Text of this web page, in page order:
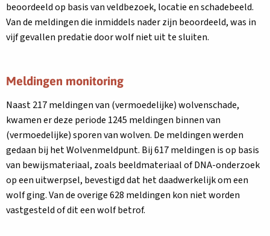
beoordeeld op basis van veldbezoek, locatie en schadebeeld.
Van de meldingen die inmiddels nader zijn beoordeeld, was in
vijf gevallen predatie door wolf niet uit te sluiten.
Meldingen monitoring
Naast 217 meldingen van (vermoedelijke) wolvenschade,
kwamen er deze periode 1245 meldingen binnen van
(vermoedelijke) sporen van wolven. De meldingen werden
gedaan bij het Wolvenmeldpunt. Bij 617 meldingen is op basis
van bewijsmateriaal, zoals beeldmateriaal of DNA-onderzoek
op een uitwerpsel, bevestigd dat het daadwerkelijk om een
wolf ging. Van de overige 628 meldingen kon niet worden
vastgesteld of dit een wolf betrof.